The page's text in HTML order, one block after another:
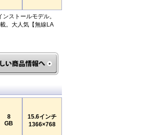
ストールモデル。
。大人気【無線LA
8
GB
15.6インチ
1366×768